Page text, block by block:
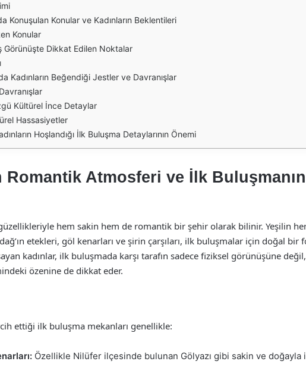
Konuşulan Konular ve Kadınların Beklentileri
Konular
Görünüşte Dikkat Edilen Noktalar
Kadınların Beğendiği Jestler ve Davranışlar
Kültürel İnce Detaylar
Hassasiyetler
Hoşlandığı İlk Buluşma Detaylarının Önemi
Romantik Atmosferi ve İlk Buluşmanın
hem sakin hem de romantik bir şehir olarak bilinir. Yeşilin
etekleri, göl kenarları ve şirin çarşıları, ilk buluşmalar için doğal bir
kadınlar, ilk buluşmada karşı tarafın sadece fiziksel görünüşüne değil,
özenine de dikkat eder.
ettiği ilk buluşma mekanları genellikle:
Özellikle Nilüfer ilçesinde bulunan Gölyazı gibi sakin ve doğayla